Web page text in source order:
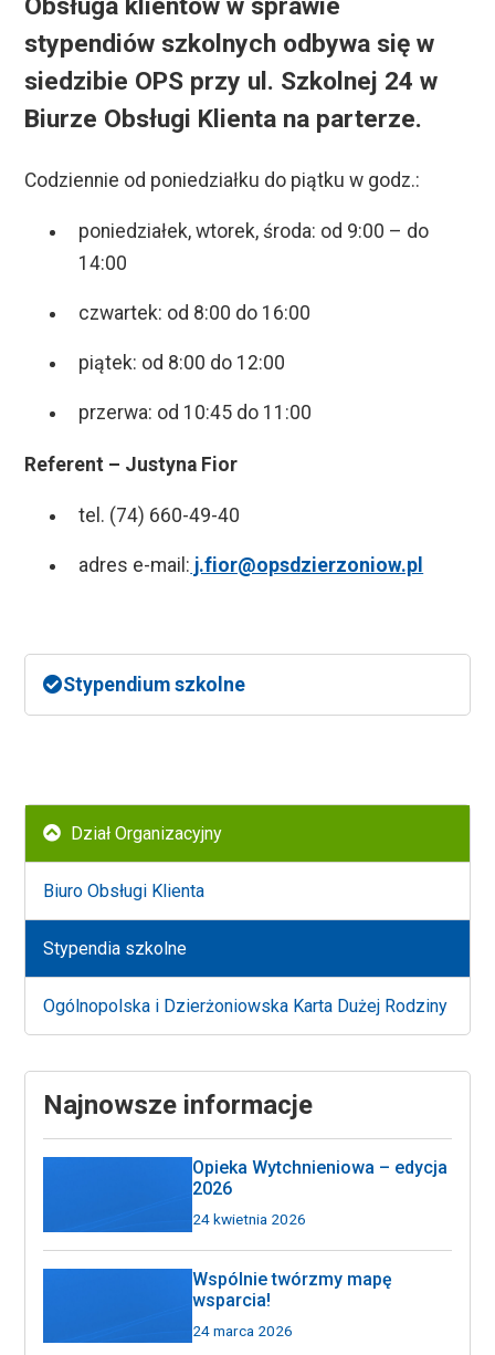
stypendiów szkolnych odbywa się w
siedzibie OPS przy ul. Szkolnej 24 w
Biurze Obsługi Klienta na parterze.
Codziennie od poniedziałku do piątku w godz.:
poniedziałek, wtorek, środa: od 9:00 – do
14:00
czwartek: od 8:00 do 16:00
piątek: od 8:00 do 12:00
przerwa: od 10:45 do 11:00
Referent – Justyna Fior
tel. (74) 660-49-40
adres e-mail: j.fior@opsdzierzoniow.pl
Stypendium szkolne
Wyżej
Dział Organizacyjny
Biuro Obsługi Klienta
Stypendia szkolne
Ogólnopolska i Dzierżoniowska Karta Dużej Rodziny
Najnowsze informacje
Opieka Wytchnieniowa – edycja
2026
24 kwietnia 2026
Wspólnie twórzmy mapę
wsparcia!
24 marca 2026